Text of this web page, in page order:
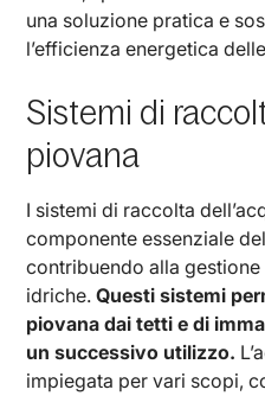
una soluzione pratica e
l’efficienza energetica
Sistemi di
piovana
I sistemi di raccolta
componente essenziale
contribuendo alla
idriche.Questi sistemi
piovana dai tetti e di
un successivo utilizzo.
impiegata per vari scopi,